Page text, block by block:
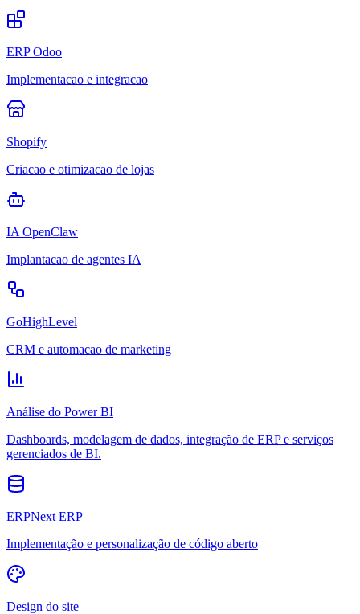
ERP Odoo
Implementacao e integracao
Shopify
Criacao e otimizacao de lojas
IA OpenClaw
Implantacao de agentes IA
GoHighLevel
CRM e automacao de marketing
Análise do Power BI
Dashboards, modelagem de dados, integração de ERP e serviços
gerenciados de BI.
ERPNext ERP
Implementação e personalização de código aberto
Design do site